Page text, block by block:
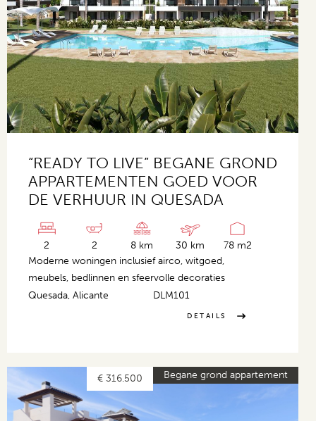
“READY TO LIVE” BEGANE GROND
APPARTEMENTEN GOED VOOR
DE VERHUUR IN QUESADA
2 2 8 km 30 km
78 m2
Moderne woningen inclusief airco, witgoed,
meubels, bedlinnen en sfeervolle decoraties
Quesada, Alicante
DLM101
DETAILS
Begane grond appartement
€ 316.500